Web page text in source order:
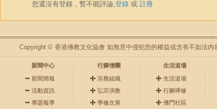
您還沒有登錄，暫不能評論,登錄 或 註冊
Copyright © 香港佛教文化協會 如無意中侵犯您的權益或含有不如法內
新聞中心
新聞簡報
活動資訊
專題報導
行腳僧團
宗務組織
弘宗演教
學修次第
生活道場
生活道場
行腳禪修
佛門社區